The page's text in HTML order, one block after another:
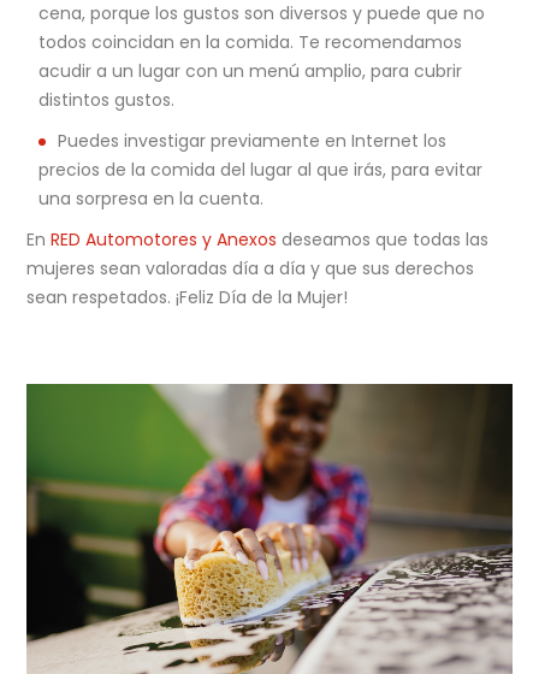
cena, porque los gustos son diversos y puede que no
todos coincidan en la comida. Te recomendamos
acudir a un lugar con un menú amplio, para cubrir
distintos gustos.
Puedes investigar previamente en Internet los
precios de la comida del lugar al que irás, para evitar
una sorpresa en la cuenta.
EnRED Automotores y Anexos deseamos que todas las
mujeres sean valoradas día a día y que sus derechos
sean respetados. ¡Feliz Día de la Mujer!